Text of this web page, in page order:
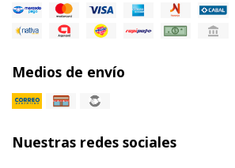
Medios de envío
Nuestras redes sociales